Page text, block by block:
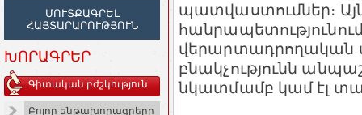
ՄՈՒՏՔԱԳՐԵԼ
ՀԱՅՏԱՐԱՐՈՒԹՅՈՒՆ
ԽՈՐԱԳՐԵՐ
Գիտական բժշկություն
Բոլոր ենթախորագրերը
պատվաստումներ։
վերարտադրողական
բնակչությունն
նկատմամբ կամ էլ